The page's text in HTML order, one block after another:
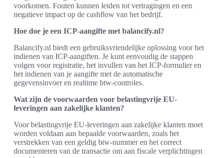
voorkomen. Fouten kunnen leiden tot vertragingen en een
negatieve impact op de cashflow van het bedrijf.
Hoe doe je een ICP-aangifte met balancify.nl?
Balancify.nl biedt een gebruiksvriendelijke oplossing voor het
indienen van ICP-aangiften. Je kunt eenvoudig de stappen
volgen voor registratie, het invullen van het ICP-formulier en
het indienen van je aangifte met de automatische
gegevensinvoer en realtime btw-controles.
Wat zijn de voorwaarden voor belastingvrije EU-
leveringen aan zakelijke klanten?
Voor belastingvrije EU-leveringen aan zakelijke klanten moet
worden voldaan aan bepaalde voorwaarden, zoals het
verstrekken van een geldig btw-nummer en het correct
documenteren van de transactie om aan fiscale verplichtingen